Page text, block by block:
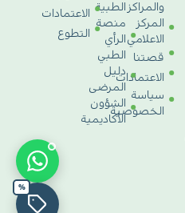
والمراكز
المركز
الاعلامي
قصتنا
الاعتمادات
سياسة
الخصوصية
الطبية
منصة
الرأي
الطبي
دليل
المرضى
الشؤون
الأكاديمية
الاعتمادات
التطوع
%